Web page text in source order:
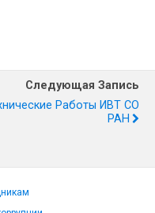
Следующая Запись
Работы ИВТ СО
РАН